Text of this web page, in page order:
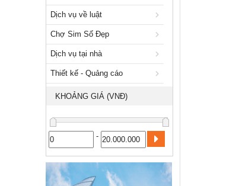
Xuất nhập khẩu
Dịch vụ về luật
Chợ Sim Số Đẹp
Dịch vụ tại nhà
Thiết kế - Quảng cáo
Dịch vụ về luật
Chợ Sim Số Đẹp
Dịch vụ tại nhà
Thiết kế - Quảng cáo
KHOẢNG GIÁ (VNĐ)
-